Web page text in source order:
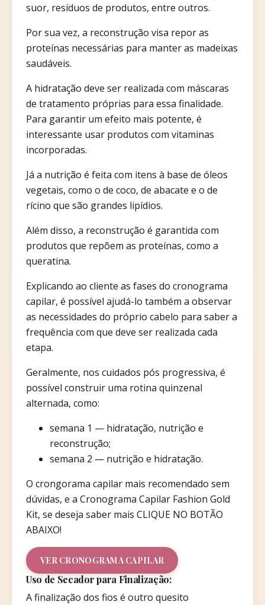
suor, resíduos de produtos, entre outros.
Por sua vez, a reconstrução visa repor as
proteínas necessárias para manter as madeixas
saudáveis.
A hidratação deve ser realizada com máscaras
de tratamento próprias para essa finalidade.
Para garantir um efeito mais potente, é
interessante usar produtos com vitaminas
incorporadas.
Já a nutrição é feita com itens à base de óleos
vegetais, como o de coco, de abacate e o de
rícino que são grandes lipídios.
Além disso, a reconstrução é garantida com
produtos que repõem as proteínas, como a
queratina.
Explicando ao cliente as fases do cronograma
capilar, é possível ajudá-lo também a observar
as necessidades do próprio cabelo para saber a
frequência com que deve ser realizada cada
etapa.
Geralmente, nos cuidados pós progressiva, é
possível construir uma rotina quinzenal
alternada, como:
semana 1 — hidratação, nutrição e
reconstrução;
semana 2 — nutrição e hidratação.
O crongorama capilar mais recomendado sem
dúvidas, e a Cronograma Capilar Fashion Gold
Kit, se deseja saber mais CLIQUE NO BOTÃO
ABAIXO!
VER CRONOGRAMA CAPILAR
Uso de Secador para Finalização:
A finalização dos fios é outro quesito